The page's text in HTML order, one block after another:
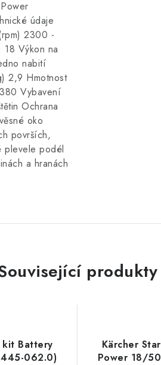
údaje
2300 -
Výkon na
nabití
2,9 Hmotnost
Vybavení
Ochrana
oko
površích,
plevele podél
a hranách
produkty
kit Battery
062.0)
Kärcher
Power 18/